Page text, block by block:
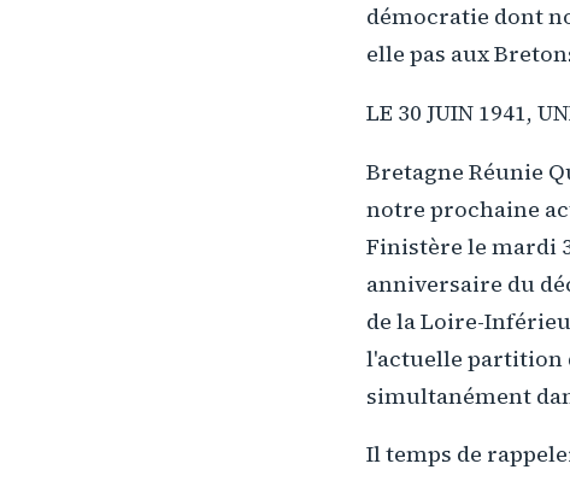
démocratie dont
elle pas aux
LE 30 JUIN 1941,
Bretagne Réunie
notre prochaine
Finistère le mardi
anniversaire du
de la Loire-
l'actuelle partition
simultanément
Il temps de